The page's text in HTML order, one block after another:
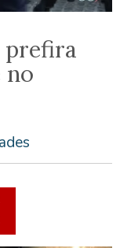
prefira
no